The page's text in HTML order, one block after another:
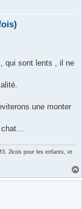
qui sont lents , il ne
une monter
2kois pour les enfants, et